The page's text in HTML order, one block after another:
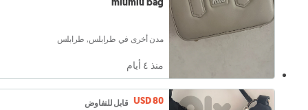
miumiu bag
مدن أخرى في طرابلس, طرابلس
منذ ٤ أيام
USD 80 قابل للتفاوض